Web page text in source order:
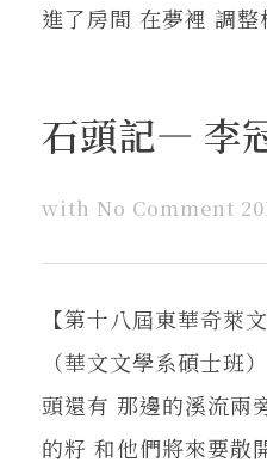
進了房間 在夢裡 調
石頭記— 李
with No Comment
【第十八屆東華奇萊
（華文文學系碩士班
頭還有 那邊的溪流兩
的籽 和他們將來要散